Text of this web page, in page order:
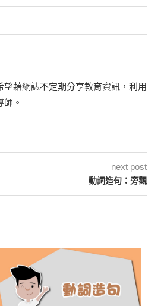
望藉網誌不定期分享教育資訊，利用
。
next post
動詞造句：旁觀